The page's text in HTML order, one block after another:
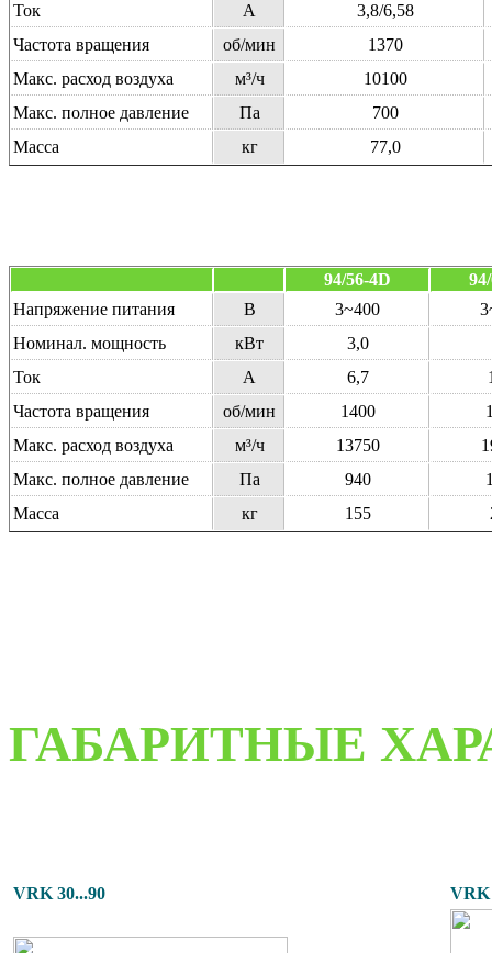
Ток
А
3,8/6,58
Частота вращения
об/мин
1370
Макс. расход воздуха
м³/ч
10100
Макс. полное давление
Па
700
Масса
кг 77,0
94/56-4D
Напряжение питания
В 3~400
Номинал. мощность
кВт 3,0
Ток
А 6,7
Частота вращения
об/мин 1400
Макс. расход воздуха
м³/ч 13750
Макс. полное давление
Па 940
Масса
кг 155
ГАБАРИТНЫЕ
VRK 30...90 VRK